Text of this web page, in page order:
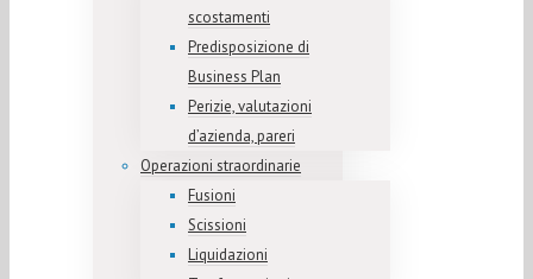
scostamenti
Predisposizione di
Business Plan
Perizie, valutazioni
d’azienda, pareri
Operazioni straordinarie
Fusioni
Scissioni
Liquidazioni